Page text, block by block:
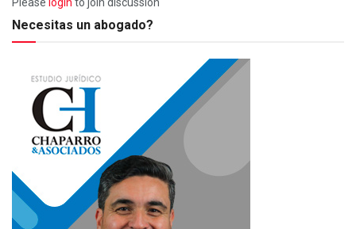
Necesitas un abogado?